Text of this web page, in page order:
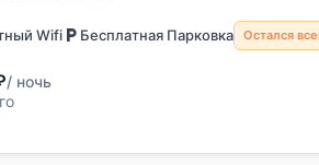
Wifi Бесплатная Парковка Остался
/ ночь